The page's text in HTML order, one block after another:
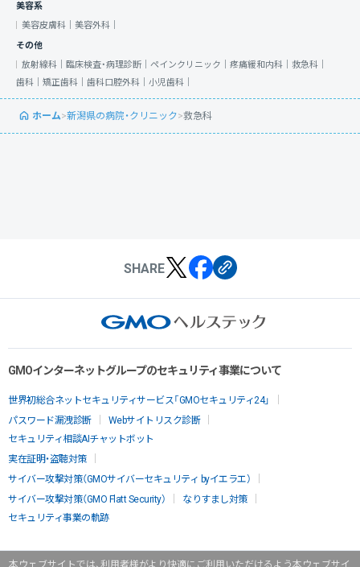
本ウェブサイトでは、利用者様がより快適にご利用いただけるよう本ウェブサイ
美容系
美容皮膚科｜ 美容外科｜
その他
放射線科｜ 臨床検査・病理診断｜ ペインクリニック｜ 疼痛緩和内科｜ 救急科｜
歯科｜ 矯正歯科｜ 歯科口腔外科｜ 小児歯科｜
ホーム>新潟県の病院・クリニック>救急科
SHARE
GMOインターネットグループのセキュリティ事業について
世界初総合ネットセキュリティサービス「GMOセキュリティ24」
パスワード漏洩診断
Webサイトリスク診断
セキュリティ相談AIチャットボット
実在証明・盗聴対策
サイバー攻撃対策（GMOサイバーセキュリティ byイエラエ）
サイバー攻撃対策（GMO Flatt Security）
なりすまし対策
セキュリティ事業の軌跡